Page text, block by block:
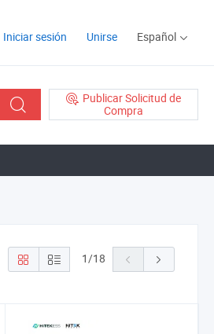
Iniciar sesión Unirse Español
Publicar Solicitud de
Compra
1/18